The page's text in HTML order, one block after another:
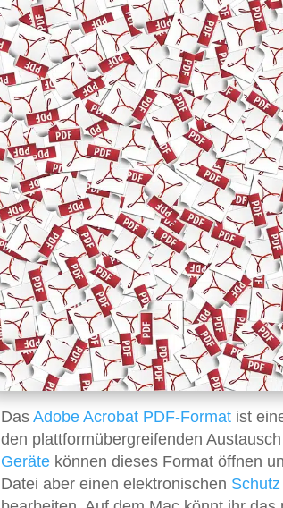
Das Adobe Acrobat PDF-Format ist
den plattformübergreifenden
Geräte können dieses Format öffnen
Datei aber einen elektronischen Schutz